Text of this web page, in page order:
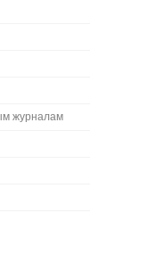
журналам